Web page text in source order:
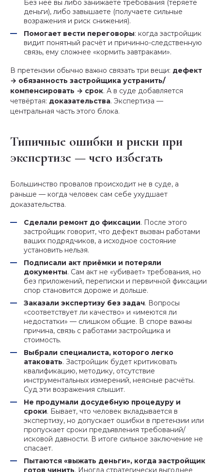
Без неё вы либо занижаете требования (теряете
деньги), либо завышаете (получаете сильные
возражения и риск снижения).
Помогает вести переговоры: когда застройщик
видит понятный расчёт и причинно-следственную
связь, ему сложнее «кормить завтраками».
В претензии обычно важно связать три вещи: дефект
→ обязанность застройщика устранить/
компенсировать → срок. А в суде добавляется
четвёртая: доказательства. Экспертиза —
центральная часть этого блока.
Типичные ошибки и риски при
экспертизе — чего избегать
Большинство провалов происходит не в суде, а
раньше — когда человек сам себе ухудшает
доказательства.
Сделали ремонт до фиксации. После этого
застройщик говорит, что дефект вызван работами
ваших подрядчиков, а исходное состояние
установить нельзя.
Подписали акт приёмки и потеряли
документы. Сам акт не «убивает» требования, но
без приложений, переписки и первичной фиксации
спор становится дороже и дольше.
Заказали экспертизу без задач. Вопросы
«соответствует ли качество» и «имеются ли
недостатки» — слишком общие. В споре важны
причина, связь с работами застройщика и
стоимость.
Выбрали специалиста, которого легко
атаковать. Застройщик будет критиковать
квалификацию, методику, отсутствие
инструментальных измерений, неясные расчёты.
Суд эти возражения слышит.
Не продумали досудебную процедуру и
сроки. Бывает, что человек вкладывается в
экспертизу, но допускает ошибки в претензии или
пропускает сроки предъявления требований/
исковой давности. В итоге сильное заключение не
спасает.
Пытаются «выжать деньги», когда застройщик
готов чинить. Иногда стратегически выгоднее